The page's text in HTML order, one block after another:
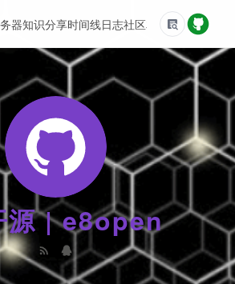
源 | e8open
器知识分享时间线日志社区友情链接